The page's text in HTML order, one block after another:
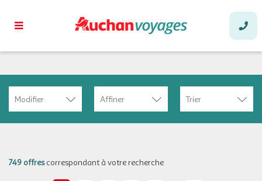
Modifier Affiner Trier
749 offrescorrespondant à votre recherche